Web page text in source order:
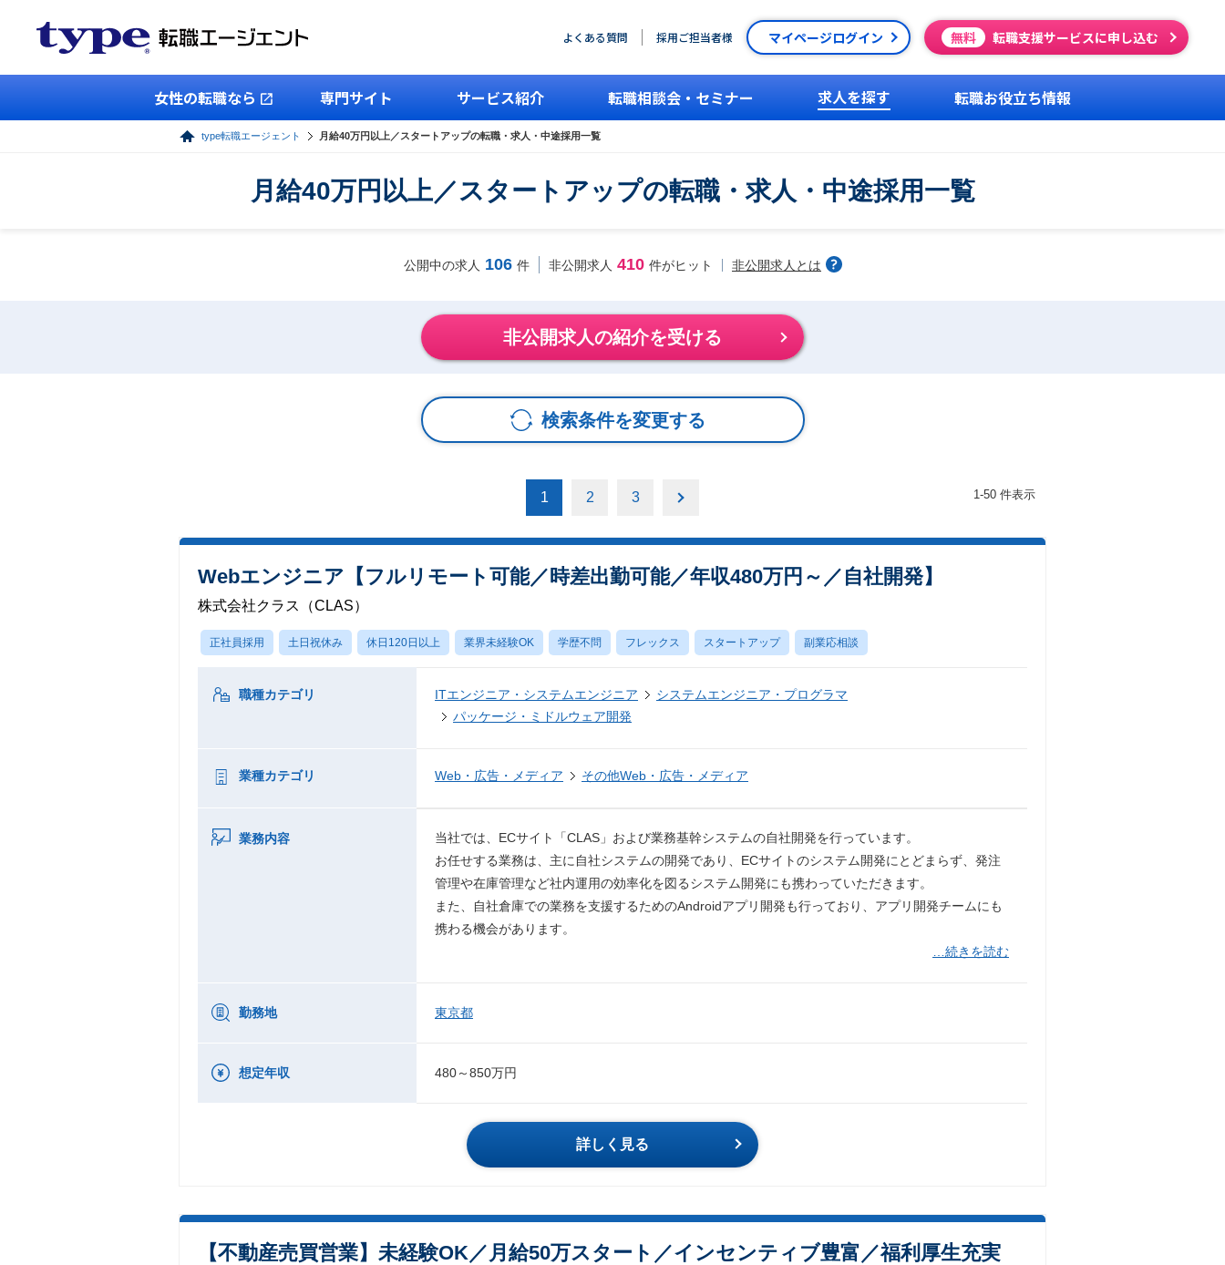
よくある質問 採用ご担当者様 マイページログイン 無料 転職支援サービスに申し込む
女性の転職なら 専門サイト サービス紹介 転職相談会・セミナー 求人を探す 転職お役立ち情報
type転職エージェント 月給40万円以上／スタートアップの転職・求人・中途採用一覧
月給40万円以上／スタートアップの転職・求人・中途採用一覧
公開中の求人 106 件 非公開求人 410 件がヒット 非公開求人とは
非公開求人の紹介を受ける
検索条件を変更する
1 2 3 1-50 件表示
Webエンジニア【フルリモート可能／時差出勤可能／年収480万円～／自社開発】
株式会社クラス（CLAS）
正社員採用 土日祝休み 休日120日以上 業界未経験OK 学歴不問 フレックス スタートアップ 副業応相談
職種カテゴリ ITエンジニア・システムエンジニア
システムエンジニア・プログラマ
パッケージ・ミドルウェア開発
業種カテゴリ Web・広告・メディア その他Web・広告・メディア
業務内容
当社では、ECサイト「CLAS」および業務基幹システムの自社開発を行っています。
お任せする業務は、主に自社システムの開発であり、ECサイトのシステム開発にとどまらず、発注
管理や在庫管理など社内運用の効率化を図るシステム開発にも携わっていただきます。
また、自社倉庫での業務を支援するためのAndroidアプリ開発も行っており、アプリ開発チームにも
携わる機会があります。
…続きを読む
勤務地 東京都
想定年収 480～850万円
詳しく見る
【不動産売買営業】未経験OK／月給50万スタート／インセンティブ豊富／福利厚生充実